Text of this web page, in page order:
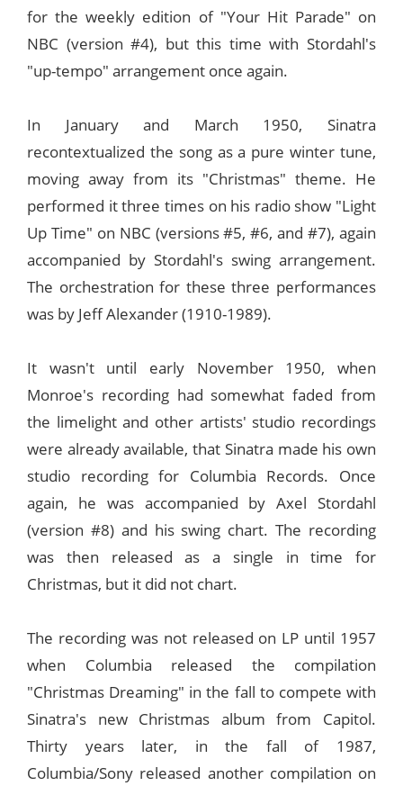
for the weekly edition of "Your Hit Parade" on
NBC (version #4), but this time with Stordahl's
"up-tempo" arrangement once again.
In January and March 1950, Sinatra
recontextualized the song as a pure winter tune,
moving away from its "Christmas" theme. He
performed it three times on his radio show "Light
Up Time" on NBC (versions #5, #6, and #7), again
accompanied by Stordahl's swing arrangement.
The orchestration for these three performances
was by Jeff Alexander (1910-1989).
It wasn't until early November 1950, when
Monroe's recording had somewhat faded from
the limelight and other artists' studio recordings
were already available, that Sinatra made his own
studio recording for Columbia Records. Once
again, he was accompanied by Axel Stordahl
(version #8) and his swing chart. The recording
was then released as a single in time for
Christmas, but it did not chart.
The recording was not released on LP until 1957
when Columbia released the compilation
"Christmas Dreaming" in the fall to compete with
Sinatra's new Christmas album from Capitol.
Thirty years later, in the fall of 1987,
Columbia/Sony released another compilation on